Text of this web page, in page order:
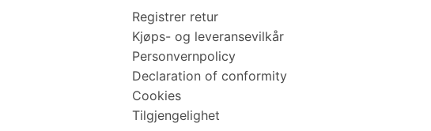
Registrer retur
Kjøps- og leveransevilkår
Personvernpolicy
Declaration of conformity
Cookies
Tilgjengelighet